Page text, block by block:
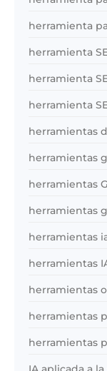
herramienta
herramienta
herramienta
herramienta
herramientas
herramientas
herramientas
herramientas
herramientas
herramientas
herramientas
herramientas
herramientas